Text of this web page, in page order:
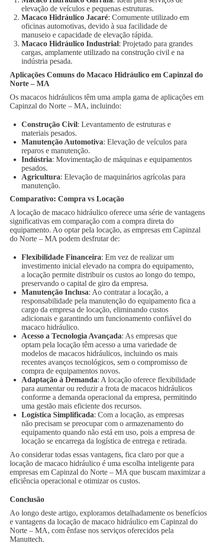
elevação de veículos e pequenas estruturas.
Macaco Hidráulico Jacaré: Comumente utilizado em
oficinas automotivas, devido à sua facilidade de
manuseio e capacidade de elevação rápida.
Macaco Hidráulico Industrial: Projetado para grandes
cargas, amplamente utilizado na construção civil e na
indústria pesada.
Aplicações Comuns do Macaco Hidráulico em Capinzal do
Norte – MA
Os macacos hidráulicos têm uma ampla gama de aplicações em
Capinzal do Norte – MA, incluindo:
Construção Civil: Levantamento de estruturas e
materiais pesados.
Manutenção Automotiva: Elevação de veículos para
reparos e manutenção.
Indústria: Movimentação de máquinas e equipamentos
pesados.
Agricultura: Elevação de maquinários agrícolas para
manutenção.
Comparativo: Compra vs Locação
A locação de macaco hidráulico oferece uma série de vantagens
significativas em comparação com a compra direta do
equipamento. Ao optar pela locação, as empresas em Capinzal
do Norte – MA podem desfrutar de:
Flexibilidade Financeira: Em vez de realizar um
investimento inicial elevado na compra do equipamento,
a locação permite distribuir os custos ao longo do tempo,
preservando o capital de giro da empresa.
Manutenção Inclusa: Ao contratar a locação, a
responsabilidade pela manutenção do equipamento fica a
cargo da empresa de locação, eliminando custos
adicionais e garantindo um funcionamento confiável do
macaco hidráulico.
Acesso a Tecnologia Avançada: As empresas que
optam pela locação têm acesso a uma variedade de
modelos de macacos hidráulicos, incluindo os mais
recentes avanços tecnológicos, sem o compromisso de
compra de equipamentos novos.
Adaptação à Demanda: A locação oferece flexibilidade
para aumentar ou reduzir a frota de macacos hidráulicos
conforme a demanda operacional da empresa, permitindo
uma gestão mais eficiente dos recursos.
Logística Simplificada: Com a locação, as empresas
não precisam se preocupar com o armazenamento do
equipamento quando não está em uso, pois a empresa de
locação se encarrega da logística de entrega e retirada.
Ao considerar todas essas vantagens, fica claro por que a
locação de macaco hidráulico é uma escolha inteligente para
empresas em Capinzal do Norte – MA que buscam maximizar a
eficiência operacional e otimizar os custos.
Conclusão
Ao longo deste artigo, exploramos detalhadamente os benefícios
e vantagens da locação de macaco hidráulico em Capinzal do
Norte – MA, com ênfase nos serviços oferecidos pela
Manuttech.